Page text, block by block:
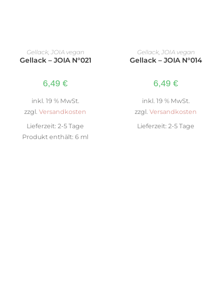
IN DEN WARENKORB
Gellack, JOIA vegan
Gellack – JOIA N°021
6,49 €
inkl. 19 % MwSt.
zzgl. Versandkosten
Lieferzeit: 2-5 Tage
Produkt enthält: 6 ml
IN DEN WARENKORB
Gellack, JOIA vegan
Gellack – JOIA N°014
6,49 €
inkl. 19 % MwSt.
zzgl. Versandkosten
Lieferzeit: 2-5 Tage